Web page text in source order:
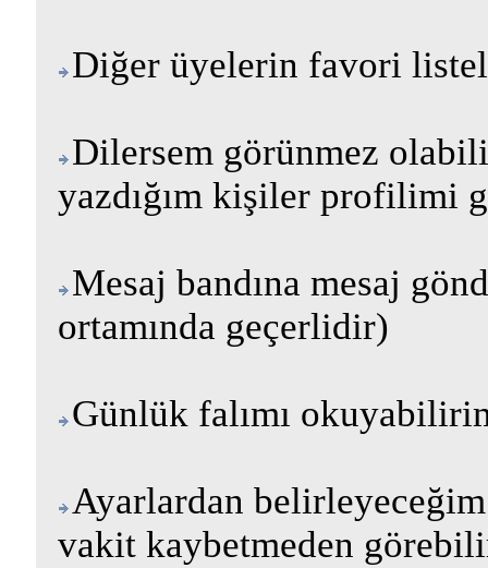
Diğer üyelerin favori
Dilersem görünmez
yazdığım kişiler profilimi
Mesaj bandına mesaj
ortamında geçerlidir)
Günlük falımı
Ayarlardan
vakit kaybetmeden